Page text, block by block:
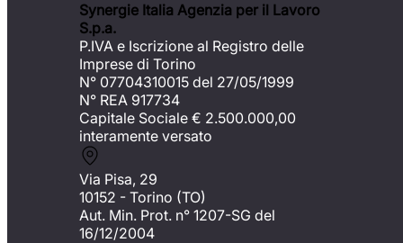
Synergie Italia Agenzia per il Lavoro
S.p.a.
P.IVA e Iscrizione al Registro delle
Imprese di Torino
N° 07704310015 del 27/05/1999
N° REA 917734
Capitale Sociale € 2.500.000,00
interamente versato
Via Pisa, 29
10152 - Torino (TO)
Aut. Min. Prot. n° 1207-SG del
16/12/2004